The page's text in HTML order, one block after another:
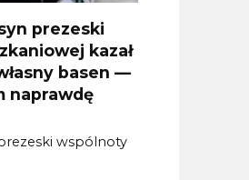
prezeski
kazał
basen —
naprawdę
wspólnoty